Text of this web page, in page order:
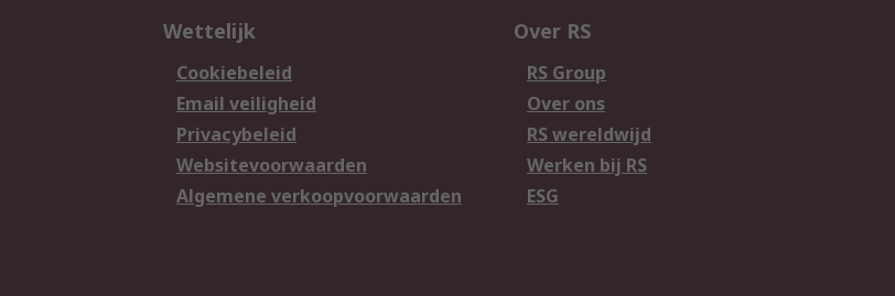
Wettelijk
Cookiebeleid
Email veiligheid
Privacybeleid
Websitevoorwaarden
Algemene verkoopvoorwaarden
Over RS
RS Group
Over ons
RS wereldwijd
Werken bij RS
ESG